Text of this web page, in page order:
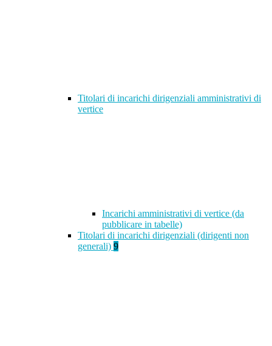
Titolari di incarichi dirigenziali amministrativi di
vertice
Incarichi amministrativi di vertice (da
pubblicare in tabelle)
Titolari di incarichi dirigenziali (dirigenti non
generali) 9